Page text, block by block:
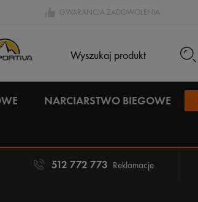
GWARANCJA ZADOWOLENIA
NARCIARSTWO BIEGOWE
512 772 773 Reklamacje